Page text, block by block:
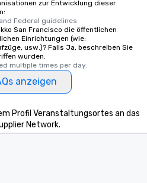
networking
heading to the next
itinerary. You Get a Dinner and a Show
Our tours offer an
entertainment. All
offering engaging
interactive
zur Entwicklung dieser
Federal guidelines
San Francisco die öffentlichen
Einrichtungen (wie:
usw.)? Falls Ja, beschreiben Sie
wurden.
multiple times per day.
anzeigen
Profil Veranstaltungsortes an das
Network.